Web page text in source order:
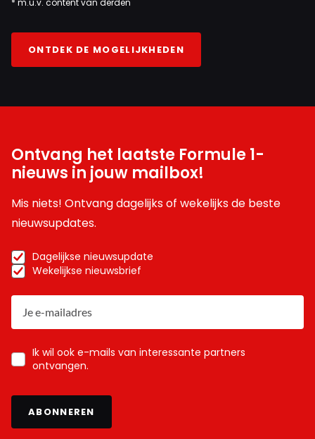
ONTDEK DE MOGELIJKHEDEN
Ontvang het laatste Formule 1-
nieuws in jouw mailbox!
Mis niets! Ontvang dagelijks of wekelijks de beste
nieuwsupdates.
Dagelijkse nieuwsupdate
Wekelijkse nieuwsbrief
Ik wil ook e-mails van interessante partners
ontvangen.
ABONNEREN